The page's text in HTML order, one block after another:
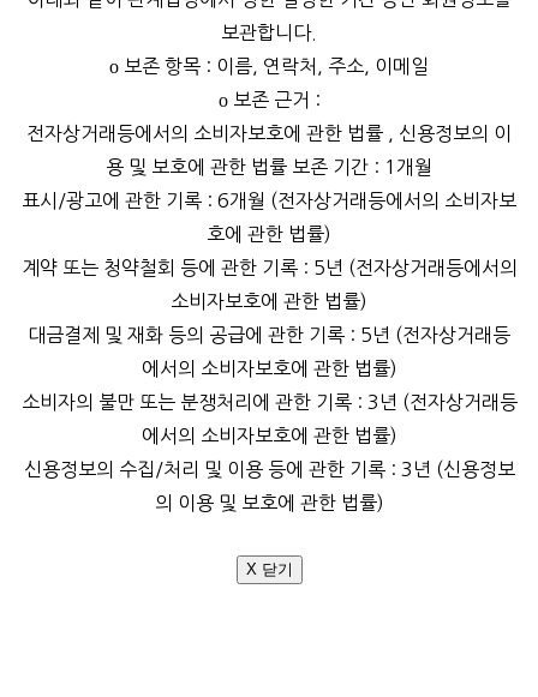
보관합니다.
ο 보존 항목 : 이름, 연락처, 주소, 이메일
ο 보존 근거 :
전자상거래등에서의 소비자보호에 관한 법률 , 신용정보의 이
용 및 보호에 관한 법률 보존 기간 : 1개월
표시/광고에 관한 기록 : 6개월 (전자상거래등에서의 소비자보
호에 관한 법률)
계약 또는 청약철회 등에 관한 기록 : 5년 (전자상거래등에서의
소비자보호에 관한 법률)
대금결제 및 재화 등의 공급에 관한 기록 : 5년 (전자상거래등
에서의 소비자보호에 관한 법률)
소비자의 불만 또는 분쟁처리에 관한 기록 : 3년 (전자상거래등
에서의 소비자보호에 관한 법률)
신용정보의 수집/처리 및 이용 등에 관한 기록 : 3년 (신용정보
의 이용 및 보호에 관한 법률)
X 닫기